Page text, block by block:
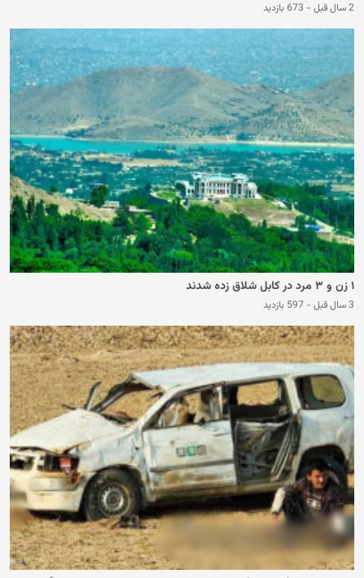
2 سال قبل - 673 بازدید
۱ زن و ۳ مرد در کابل شلاق زده شدند
3 سال قبل - 597 بازدید